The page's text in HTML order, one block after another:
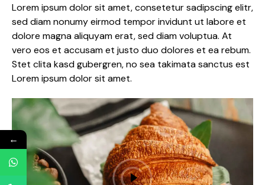
Lorem ipsum dolor sit amet, consetetur sadipscing elitr,
sed diam nonumy eirmod tempor invidunt ut labore et
dolore magna aliquyam erat, sed diam voluptua. At
vero eos et accusam et justo duo dolores et ea rebum.
Stet clita kasd gubergren, no sea takimata sanctus est
Lorem ipsum dolor sit amet.
←